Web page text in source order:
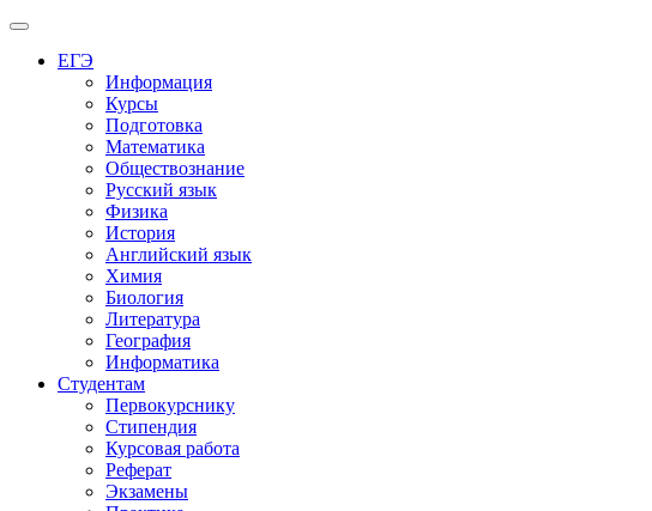
Меню
ЕГЭ
Информация
Курсы
Подготовка
Математика
Обществознание
Русский язык
Физика
История
Английский язык
Химия
Биология
Литература
География
Информатика
Студентам
Первокурснику
Стипендия
Курсовая работа
Реферат
Экзамены